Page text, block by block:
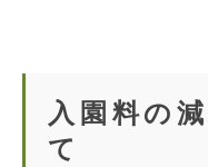
入園料の
て